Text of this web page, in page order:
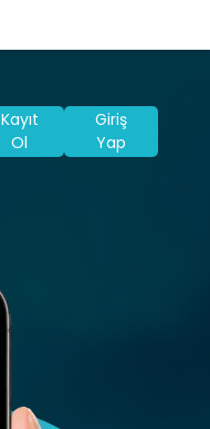
Kayıt
Ol
Giriş
Yap